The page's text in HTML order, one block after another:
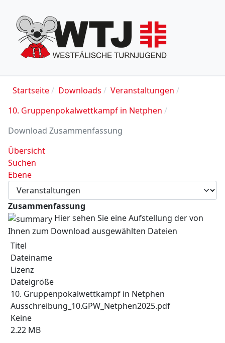
Startseite Downloads
Veranstaltungen
10. Gruppenpokalwettkampf in Netphen
Download Zusammenfassung
Übersicht
Suchen
Ebene
Zusammenfassung
Hier sehen Sie eine Aufstellung der von
Ihnen zum Download ausgewählten Dateien
Titel
Dateiname
Lizenz
Dateigröße
10. Gruppenpokalwettkampf in Netphen
Ausschreibung_10.GPW_Netphen2025.pdf
Keine
2.22 MB